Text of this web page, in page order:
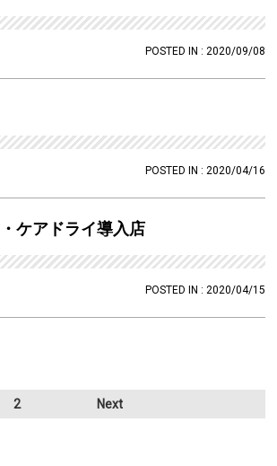
POSTED IN : 2020/09/08
POSTED IN : 2020/04/16
ケアドライ導入店
POSTED IN : 2020/04/15
2 Next